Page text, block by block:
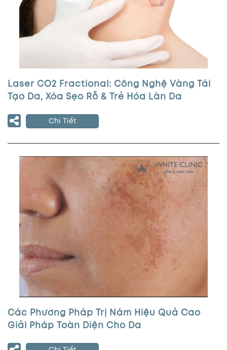
Laser CO2 Fractional: Công Nghệ Vàng Tái
Tạo Da, Xóa Sẹo Rỗ & Trẻ Hóa Làn Da
Chi Tiết
Các Phương Pháp Trị Nám Hiệu Quả Cao
Giải Pháp Toàn Diện Cho Da